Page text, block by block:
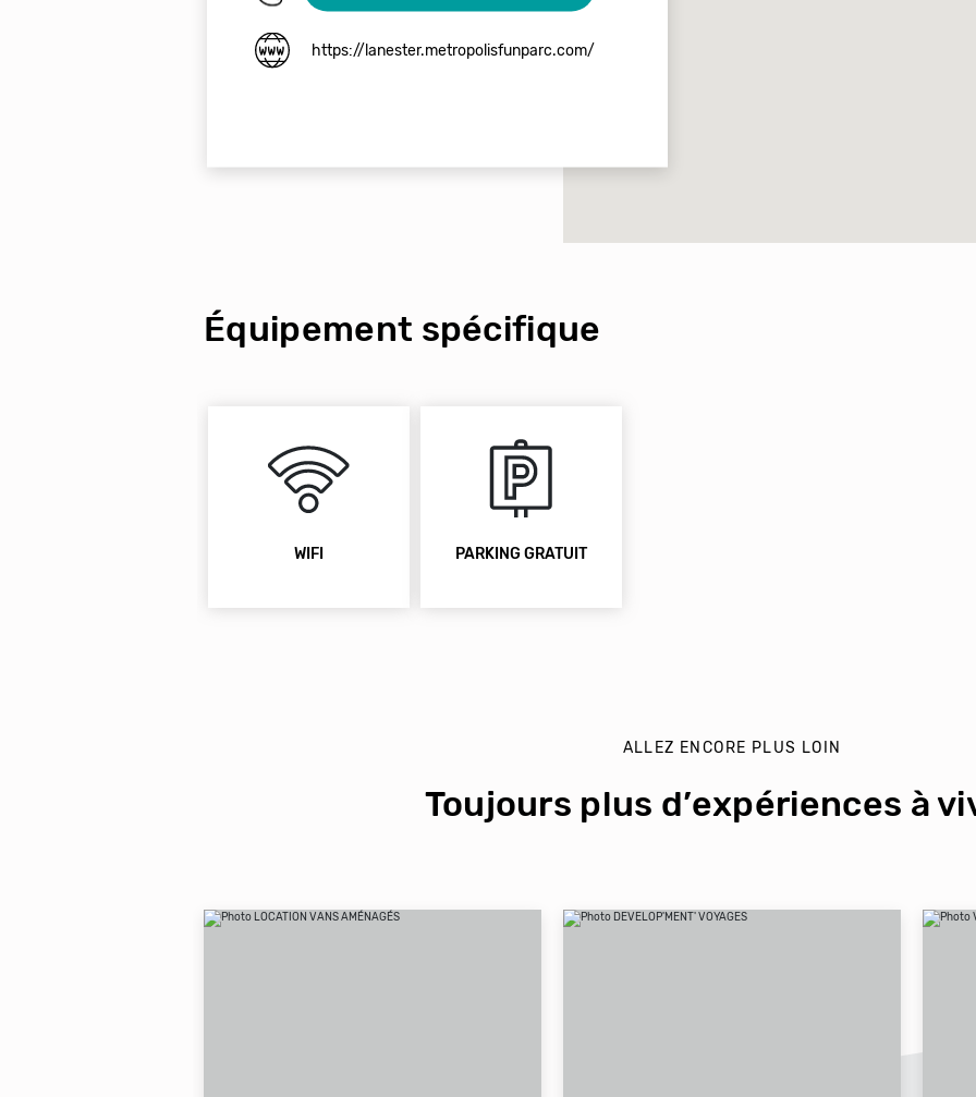
https://lanester.metropolisfunparc.com/
Équipement spécifique
WIFI PARKING GRATUIT
ALLEZ ENCORE PLUS LOIN
Toujours plus d’expériences à